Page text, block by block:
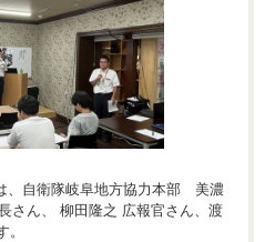
、自衛隊岐阜地方協力本部 美濃
さん、 柳田隆之 広報官さん、渡